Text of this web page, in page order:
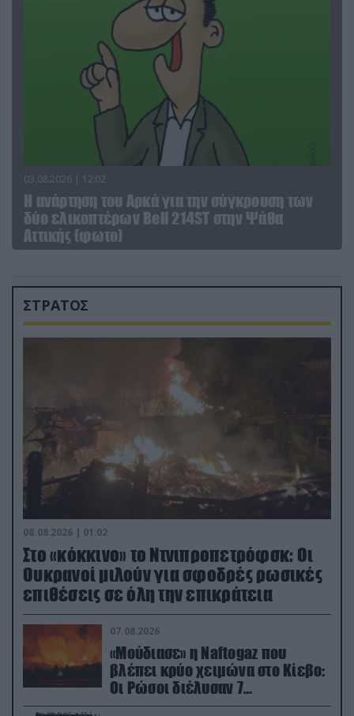
03.08.2026 | 12:02
Η ανάρτηση του Αρκά για την σύγκρουση των
δύο ελικοπτέρων Bell 214ST στην Ψάθα
Αττικής (φωτο)
ΣΤΡΑΤΟΣ
08.08.2026 | 01:02
Στο «κόκκινο» το Ντνιπροπετρόφσκ: Οι
Ουκρανοί μιλούν για σφοδρές ρωσικές
επιθέσεις σε όλη την επικράτεια
07.08.2026
«Μούδιασε» η Naftogaz που
βλέπει κρύο χειμώνα στο Κίεβο:
Οι Ρώσοι διέλυσαν 7
εγκαταστάσεις του ουκρανικού